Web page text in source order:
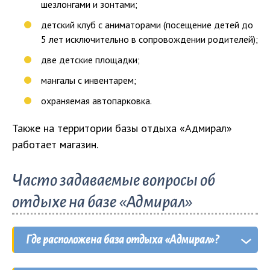
шезлонгами и зонтами;
детский клуб с аниматорами (посещение детей до
5 лет исключительно в сопровождении родителей);
две детские площадки;
мангалы с инвентарем;
охраняемая автопарковка.
Также на территории базы отдыха «Адмирал»
работает магазин.
Часто задаваемые вопросы об
отдыхе на базе «Адмирал»
Где расположена база отдыха «Адмирал»?